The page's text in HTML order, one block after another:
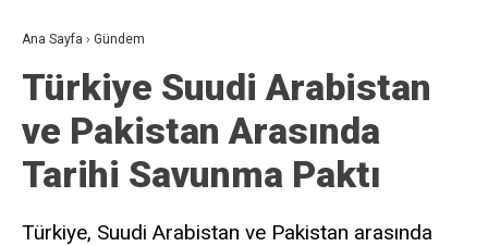
Ana Sayfa › Gündem
Türkiye Suudi Arabistan
ve Pakistan Arasında
Tarihi Savunma Paktı
Türkiye, Suudi Arabistan ve Pakistan arasında